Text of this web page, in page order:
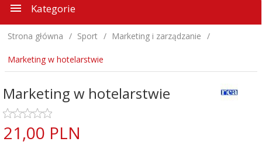
Kategorie
Strona główna Sport Marketing i zarządzanie
Marketing w hotelarstwie
Marketing w hotelarstwie
21,00 PLN